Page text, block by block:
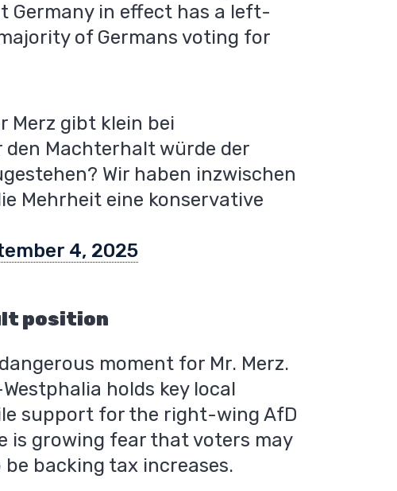
Germany in effect has a left-
of Germans voting for
Merz gibt klein bei
den Machterhalt würde der
Wir haben inzwischen
Mehrheit eine konservative
4, 2025
position
moment for Mr. Merz.
holds key local
support for the right-wing AfD
is growing fear that voters may
backing tax increases.